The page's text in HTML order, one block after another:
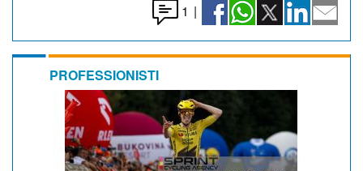
1 |
PROFESSIONISTI